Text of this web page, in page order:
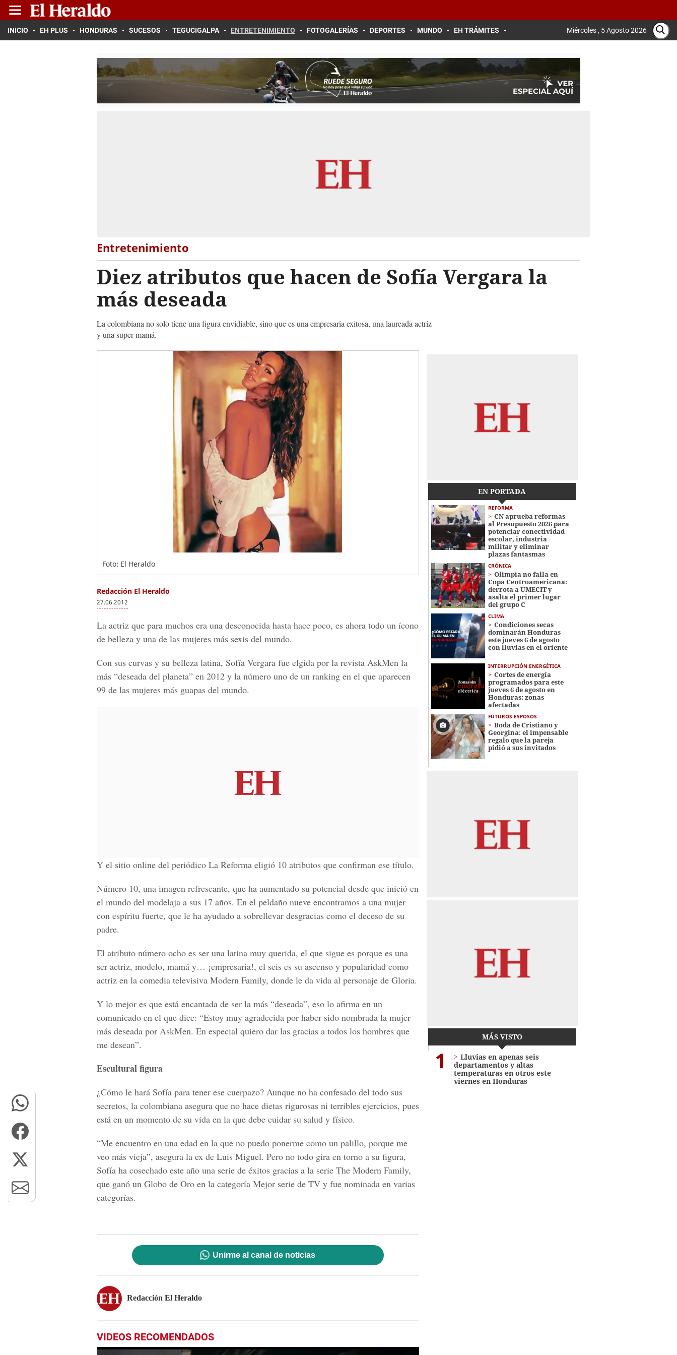
INICIO EH PLUS HONDURAS SUCESOS TEGUCIGALPA ENTRETENIMIENTO FOTOGALERÍAS DEPORTES MUNDO EH TRÁMITES Miércoles , 5 Agosto 2026
Entretenimiento
Diez atributos que hacen de Sofía Vergara la
más deseada
La colombiana no solo tiene una figura envidiable, sino que es una empresaria exitosa, una laureada actriz
y una super mamá.
Foto: El Heraldo
Redacción El Heraldo
27.06.2012
La actriz que para muchos era una desconocida hasta hace poco, es ahora todo un ícono
de belleza y una de las mujeres más sexis del mundo.
Con sus curvas y su belleza latina, Sofía Vergara fue elgida por la revista AskMen la
más “deseada del planeta” en 2012 y la número uno de un ranking en el que aparecen
99 de las mujeres más guapas del mundo.
Y el sitio online del periódico La Reforma eligió 10 atributos que confirman ese título.
Número 10, una imagen refrescante, que ha aumentado su potencial desde que inició en
el mundo del modelaja a sus 17 años. En el peldaño nueve encontramos a una mujer
con espíritu fuerte, que le ha ayudado a sobrellevar desgracias como el deceso de su
padre.
El atributo número ocho es ser una latina muy querida, el que sigue es porque es una
ser actriz, modelo, mamá y… ¡empresaria!, el seis es su ascenso y popularidad como
actriz en la comedia televisiva Modern Family, donde le da vida al personaje de Gloria.
Y lo mejor es que está encantada de ser la más “deseada”, eso lo afirma en un
comunicado en el que dice: “Estoy muy agradecida por haber sido nombrada la mujer
más deseada por AskMen. En especial quiero dar las gracias a todos los hombres que
me desean”.
Escultural figura
¿Cómo le hará Sofía para tener ese cuerpazo? Aunque no ha confesado del todo sus
secretos, la colombiana asegura que no hace dietas rigurosas ni terribles ejercicios, pues
está en un momento de su vida en la que debe cuidar su salud y físico.
“Me encuentro en una edad en la que no puedo ponerme como un palillo, porque me
veo más vieja”, asegura la ex de Luis Miguel. Pero no todo gira en torno a su figura,
Sofía ha cosechado este año una serie de éxitos gracias a la serie The Modern Family,
que ganó un Globo de Oro en la categoría Mejor serie de TV y fue nominada en varias
categorías.
Unirme al canal de noticias
Redacción El Heraldo
VIDEOS RECOMENDADOS
EN PORTADA
REFORMA
CN aprueba reformas
al Presupuesto 2026 para
potenciar conectividad
escolar, industria
militar y eliminar
plazas fantasmas
CRÓNICA
Olimpia no falla en
Copa Centroamericana:
derrota a UMECIT y
asalta el primer lugar
del grupo C
CLIMA
Condiciones secas
dominarán Honduras
este jueves 6 de agosto
con lluvias en el oriente
INTERRUPCIÓN ENERGÉTICA
Cortes de energía
programados para este
jueves 6 de agosto en
Honduras: zonas
afectadas
FUTUROS ESPOSOS
Boda de Cristiano y
Georgina: el impensable
regalo que la pareja
pidió a sus invitados
MÁS VISTO
1
Lluvias en apenas seis
departamentos y altas
temperaturas en otros este
viernes en Honduras